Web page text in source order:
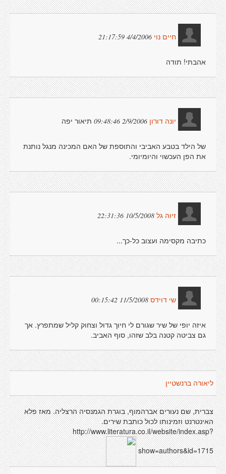
חיים נוי 4/4/2006 21:17:59
אהבתי! תודה
יונה דורון 2/9/2006 09:48:46 תיאור יפה
של הילד בטבע האביבי והתוספת של האם המכינה מנגל נותנת
את הפן העכשוי והיומיומי.
זיוה גל 10/5/2008 22:31:36
כתיבה מקסימה ועצוב כל-כך...
שי דוידס 11/5/2008 00:15:42
איזה יופי של שיר שגורם לי חיוך גדול וצחוק קליל שמתפרץ. אך
גם צביטה קטנה בלב שזהו, סוף האביב.
ליאורה ברנשטיין
צברית, שם נעורים אברהמוף, בוגרת הגמנסיה הרצליה. מאז פלא
האינטרנט וזמינותו לכול כותבת שירים.
http://www.literatura.co.il/website/index.asp?
show=authors&id=1715